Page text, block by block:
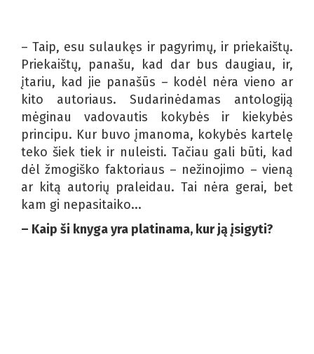
– Taip, esu sulaukęs ir pagyrimų, ir priekaištų.
Priekaištų, panašu, kad dar bus daugiau, ir,
įtariu, kad jie panašūs – kodėl nėra vieno ar
kito autoriaus. Sudarinėdamas antologiją
mėginau vadovautis kokybės ir kiekybės
principu. Kur buvo įmanoma, kokybės kartelę
teko šiek tiek ir nuleisti. Tačiau gali būti, kad
dėl žmogiško faktoriaus – nežinojimo – vieną
ar kitą autorių praleidau. Tai nėra gerai, bet
kam gi nepasitaiko...
– Kaip ši knyga yra platinama, kur ją įsigyti?